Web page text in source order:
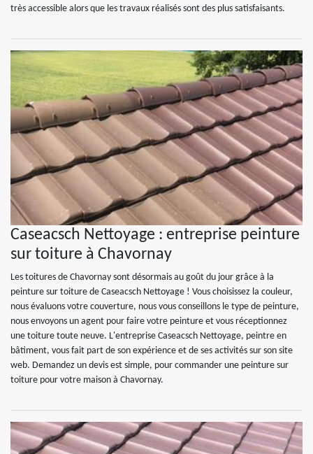
très accessible alors que les travaux réalisés sont des plus satisfaisants.
Caseacsch Nettoyage : entreprise peinture
sur toiture à Chavornay
Les toitures de Chavornay sont désormais au goût du jour grâce à la
peinture sur toiture de Caseacsch Nettoyage ! Vous choisissez la couleur,
nous évaluons votre couverture, nous vous conseillons le type de peinture,
nous envoyons un agent pour faire votre peinture et vous réceptionnez
une toiture toute neuve. L'entreprise Caseacsch Nettoyage, peintre en
bâtiment, vous fait part de son expérience et de ses activités sur son site
web. Demandez un devis est simple, pour commander une peinture sur
toiture pour votre maison à Chavornay.